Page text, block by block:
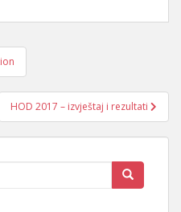
HOD 2017 – izvještaj i rezultati